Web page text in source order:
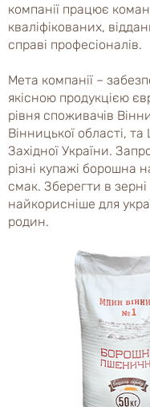
компанії працює
кваліфікованих,
справі професіоналів.
Мета компанії –
якісною продукцією
рівня споживачів
Вінницької області, та
Західної України.
різні купажі борошна
смак. Зберегти в зерні
найкорисніше для
родин.